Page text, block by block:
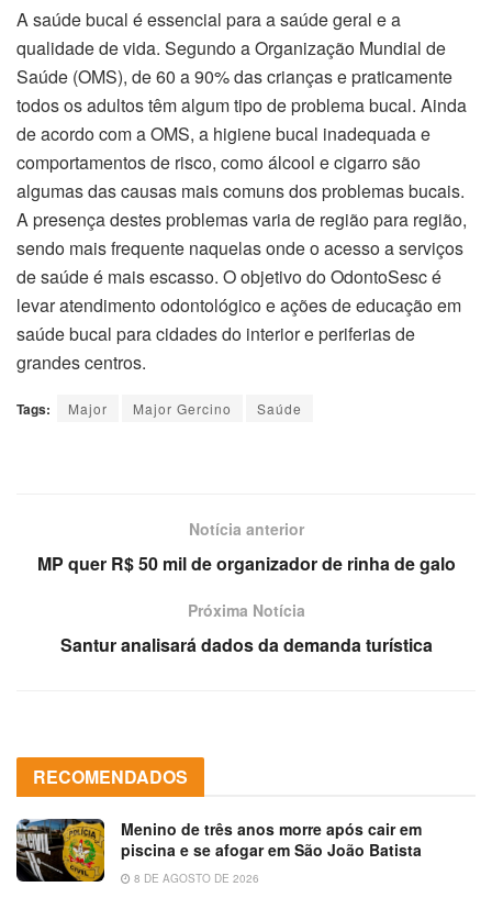
A saúde bucal é essencial para a saúde geral e a
qualidade de vida. Segundo a Organização Mundial de
Saúde (OMS), de 60 a 90% das crianças e praticamente
todos os adultos têm algum tipo de problema bucal. Ainda
de acordo com a OMS, a higiene bucal inadequada e
comportamentos de risco, como álcool e cigarro são
algumas das causas mais comuns dos problemas bucais.
A presença destes problemas varia de região para região,
sendo mais frequente naquelas onde o acesso a serviços
de saúde é mais escasso. O objetivo do OdontoSesc é
levar atendimento odontológico e ações de educação em
saúde bucal para cidades do interior e periferias de
grandes centros.
Tags: Major Major Gercino Saúde
Notícia anterior
MP quer R$ 50 mil de organizador de rinha de galo
Próxima Notícia
Santur analisará dados da demanda turística
RECOMENDADOS
Menino de três anos morre após cair em
piscina e se afogar em São João Batista
8 DE AGOSTO DE 2026